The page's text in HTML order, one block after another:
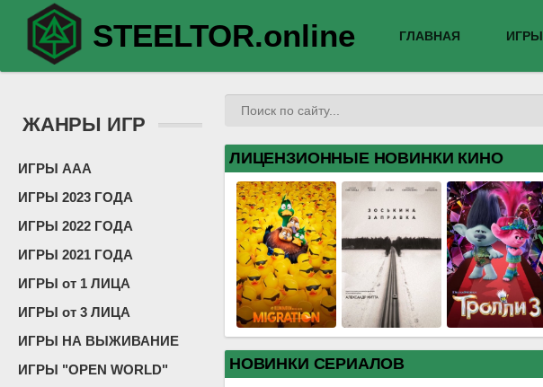
STEELTOR.online ГЛАВНАЯ ИГРЫ
ЖАНРЫ ИГР
ИГРЫ ААА
ИГРЫ 2023 ГОДА
ИГРЫ 2022 ГОДА
ИГРЫ 2021 ГОДА
ИГРЫ от 1 ЛИЦА
ИГРЫ от 3 ЛИЦА
ИГРЫ НА ВЫЖИВАНИЕ
ИГРЫ "OPEN WORLD"
ЛИЦЕНЗИОННЫЕ НОВИНКИ КИНО
НОВИНКИ СЕРИАЛОВ